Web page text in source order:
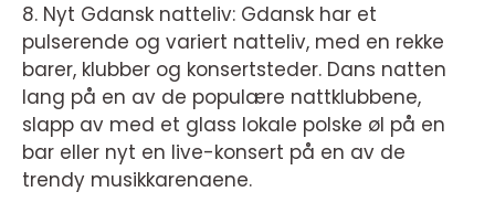
8. Nyt Gdansk natteliv: Gdansk har et
pulserende og variert natteliv, med en rekke
barer, klubber og konsertsteder. Dans natten
lang på en av de populære nattklubbene,
slapp av med et glass lokale polske øl på en
bar eller nyt en live-konsert på en av de
trendy musikkarenaene.